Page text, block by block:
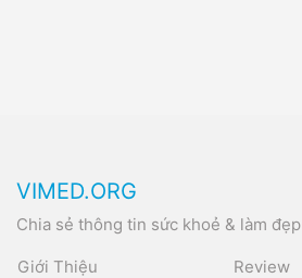
VIMED.ORG
Chia sẻ thông tin sức khoẻ & làm đẹp
Giới Thiệu
Review